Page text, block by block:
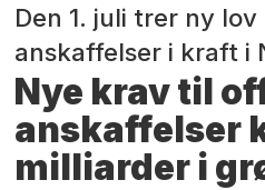
Den 1. juli trer ny
anskaffelser i kraft i
Nye krav til
anskaffelser
milliarder i